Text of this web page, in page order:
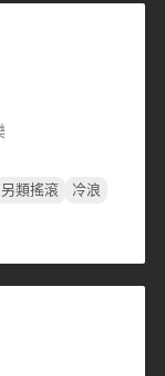
另類搖滾
冷浪